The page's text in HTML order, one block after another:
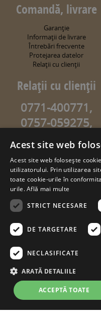
Comandă, livrare
Garanţie
Informaţii de livrare
Întrebări frecvente
Protejarea datelor
Relaţii cu clienţii
Relaţii cu clienţii
0771-400771,
0757-059275,
0757-059274
info@sweetgarden.ro
© copyright 2026.
Toate drepturile rezervate.
textelor sau a ilustraţiilor din
www.sweetgarden.ro este
pedepseşte conform legii.
autor, vă rugăm să ne
info@sweetgarden.ro
Acest site web
Acest site web folosește
utilizatorului. Prin utilizarea
toate cookie-urile în
urile.Află mai multe
STRICT NECESARE
DE TARGETARE
NECLASIFICATE
ARATĂ DETALIILE
ACCEPTĂ TOATE